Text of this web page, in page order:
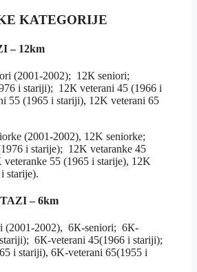
KATEGORIJE
– 12km
(2001-2002); 12К seniori;
i stariji); 12К veterani 45 (1966 i
55 (1965 i stariji), 12K veterani 65
(2001-2002), 12K seniorke;
i starije); 12K vetaranke 45
55 (1965 i starije), 12K
starije).
– 6km
(2001-2002), 6К-seniori; 6К-
6К-veterani 45(1966 i stariji);
i stariji), 6K-veterani 65(1955 i